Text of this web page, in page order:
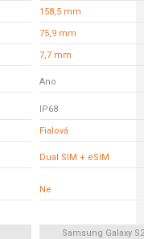
158,5 mm
75,9 mm
7,7 mm
Ano
IP68
Fialová
Dual SIM + eSIM
Ne
Samsung Galaxy